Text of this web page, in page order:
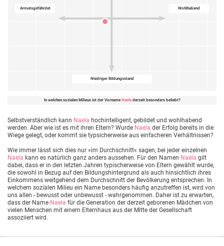
Wohlhabend
Niedriger Bildungsstand
Armutsgefährdet
In welchen sozialen Milieus ist der Vorname Naeladerzeit besonders beliebt?
Selbstverständlich kann Naela hochintelligent, gebildet und wohlhabend
werden. Aber wie ist es mit ihren Eltern? Wurde Naela der Erfolg bereits in die
Wiege gelegt, oder kommt sie typsicherweise aus einfacheren Verhältnissen?
Wie immer lässt sich dies nur »im Durchschnitt« sagen, bei jeder einzelnen
Naela kann es natürlich ganz anders aussehen. Für den Namen Naela gilt
dabei, dass er in den letzten Jahren typischerweise von Eltern gewählt wurde,
die sowohl in Bezug auf den Bildungshintergrund als auch hinsichtlich ihres
Einkommens weitgehend dem Durchschnitt der Bevölkerung entsprechen. In
welchem sozialen Milieu ein Name besonders häufig anzutreffen ist, wird von
uns allen - bewusst oder unbewusst - wahrgenommen. Daher ist zu erwarten,
dass der Name Naela für die Generation der derzeit geborenen Mädchen von
vielen Menschen mit einem Elternhaus aus der Mitte der Gesellschaft
assoziiert wird.